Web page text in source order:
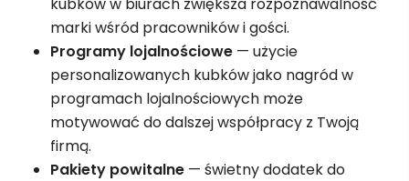
marki wśród pracowników i gości.
Programy lojalnościowe — użycie
personalizowanych kubków jako nagród w
programach lojalnościowych może
motywować do dalszej współpracy z Twoją
firmą.
Pakiety powitalne — świetny dodatek do